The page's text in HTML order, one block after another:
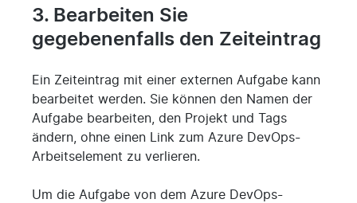
3. Bearbeiten Sie
gegebenenfalls den Zeiteintrag
Ein Zeiteintrag mit einer externen Aufgabe kann
bearbeitet werden. Sie können den Namen der
Aufgabe bearbeiten, den Projekt und Tags
ändern, ohne einen Link zum Azure DevOps-
Arbeitselement zu verlieren.
Um die Aufgabe von dem Azure DevOps-